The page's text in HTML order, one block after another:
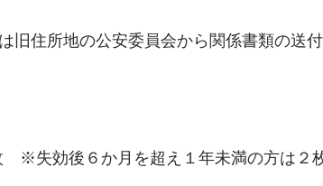
旧住所地の公安委員会から関係書類の送付
※失効後６か月を超え１年未満の方は２